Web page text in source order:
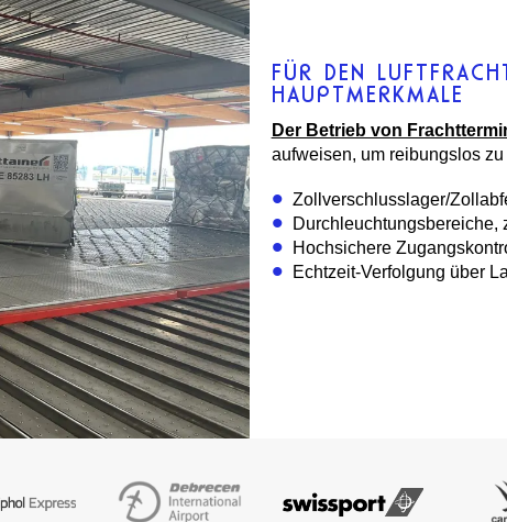
FÜR DEN
HAUPTMERKMALE
Der Betrieb von
aufweisen, um reibungslos
Zollverschlusslager/
Durchleuchtungsbereiche,
Hochsichere
Echtzeit-Verfolgung über